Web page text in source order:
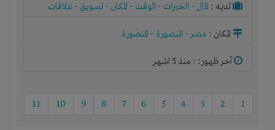
لديـه : المال - الخبرات - الوقت - المكان - تسويق - علاقات
المكان : مصر- المنصورة - المنصورة
آخر ظهور: : منذ 5 اشهر
1
2
3
4
5
6
7
8
9
10
11